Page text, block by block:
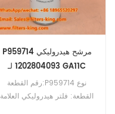
P959714 مرشح هيدروليكي
1202804093 لـ GA11C
رقم القطعة:P959714 نوع
القطعة: فلتر هيدروليكي العلامة